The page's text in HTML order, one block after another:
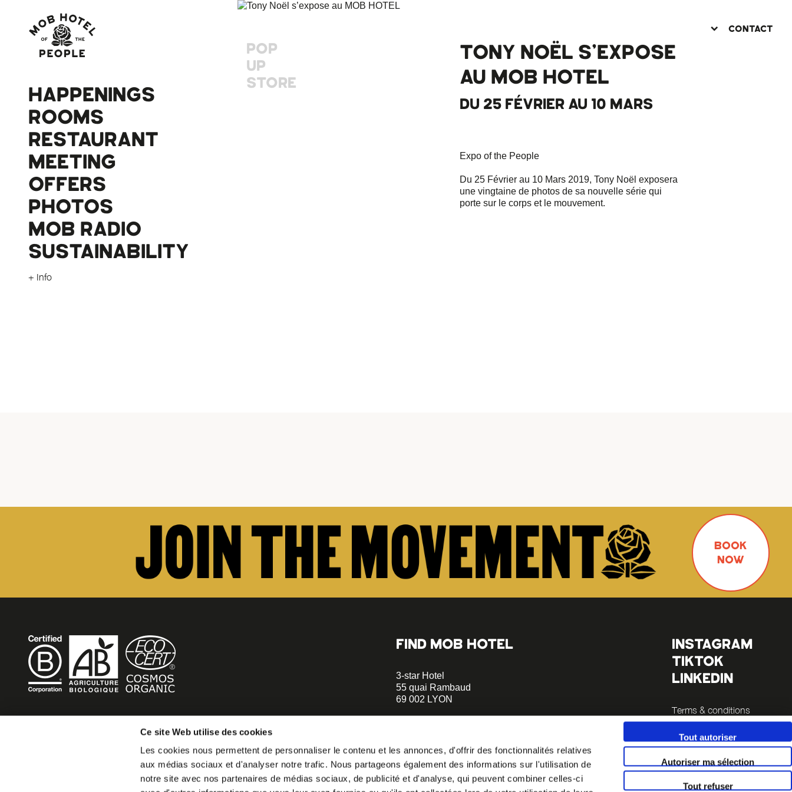
Ce site Web utilise des cookies
Les cookies nous permettent de personnaliser le contenu et les annonces, d'offrir des fonctionnalités relatives
aux médias sociaux et d'analyser notre trafic. Nous partageons également des informations sur l'utilisation de
notre site avec nos partenaires de médias sociaux, de publicité et d'analyse, qui peuvent combiner celles-ci
Tout autoriser
Autoriser ma sélection
Tout refuser
HAPPENINGS
ROOMS
RESTAURANT
MEETING
OFFERS
PHOTOS
MOB RADIO
SUSTAINABILITY
+ Info
CONTACT
TONY NOËL S’EXPOSE
AU MOB HOTEL
DU 25 FÉVRIER AU 10 MARS
POP
UP
STORE
Expo of the People
Du 25 Février au 10 Mars 2019, Tony Noël exposera
une vingtaine de photos de sa nouvelle série qui
porte sur le corps et le mouvement.
BOOK
NOW
BECOME MOB
MOB HOTEL is growing into a cooperative movement
If you want to create your own MOB HOTEL and belong to our
FIND MOB HOTEL
3-star Hotel
55 quai Rambaud
69 002 LYON
Confluences
A 2-minute walk to Le Sucre et la Sucrière
helloparis@mobhotel.com
INSTAGRAM
TIKTOK
LINKEDIN
Terms & conditions
Legals